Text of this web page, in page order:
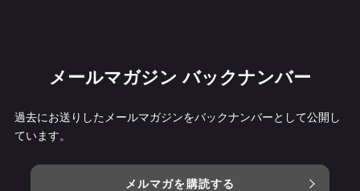
メールマガジン バックナンバー
過去にお送りしたメールマガジンをバックナンバーとして公開し
ています。
メルマガを購読する